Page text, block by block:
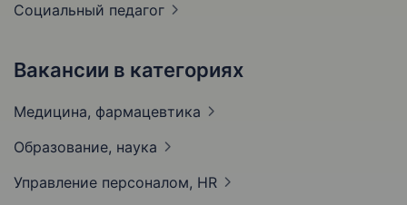
Социальный педагог
Вакансии в категориях
Медицина, фармацевтика
Образование, наука
Управление персоналом, HR